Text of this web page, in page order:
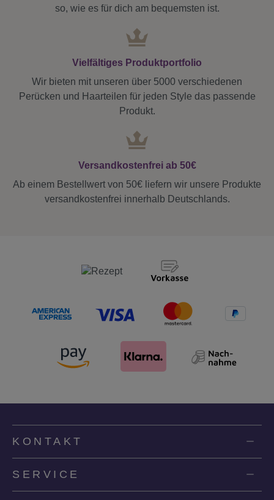
so, wie es für dich am bequemsten ist.
Vielfältiges Produktportfolio
Wir bieten mit unseren über 5000 verschiedenen
Perücken und Haarteilen für jeden Style das passende
Produkt.
Versandkostenfrei ab 50€
Ab einem Bestellwert von 50€ liefern wir unsere Produkte
versandkostenfrei innerhalb Deutschlands.
KONTAKT
SERVICE